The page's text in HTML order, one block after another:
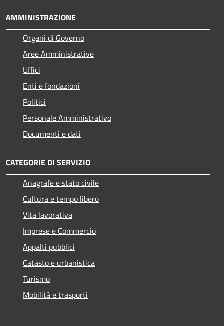
AMMINISTRAZIONE
Organi di Governo
Aree Amministrative
Uffici
Enti e fondazioni
Politici
Personale Amministrativo
Documenti e dati
CATEGORIE DI SERVIZIO
Anagrafe e stato civile
Cultura e tempo libero
Vita lavorativa
Imprese e Commercio
Appalti pubblici
Catasto e urbanistica
Turismo
Mobilità e trasporti